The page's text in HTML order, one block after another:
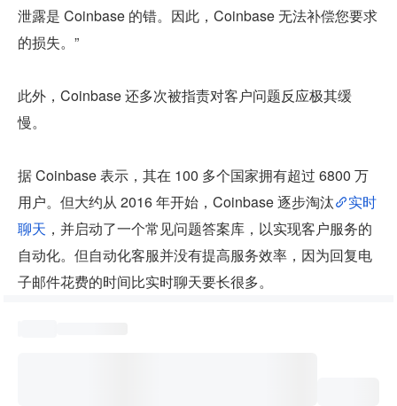
泄露是 Coinbase 的错。因此，Coinbase 无法补偿您要求
的损失。”
此外，Coinbase 还多次被指责对客户问题反应极其缓
慢。
据 Coinbase 表示，其在 100 多个国家拥有超过 6800 万
用户。但大约从 2016 年开始，Coinbase 逐步淘汰
实时
聊天 ，并启动了一个常见问题答案库，以实现客户服务的
自动化。但自动化客服并没有提高服务效率，因为回复电
子邮件花费的时间比实时聊天要长很多。